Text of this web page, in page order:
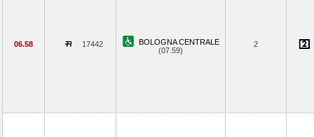
06.58 17442
BOLOGNA CENTRALE
(07.59)
2